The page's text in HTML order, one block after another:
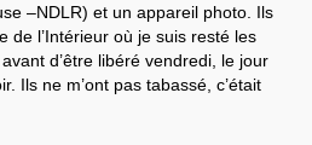
–NDLR) et un appareil photo. Ils
de l’Intérieur où je suis resté les
d’être libéré vendredi, le jour
Ils ne m’ont pas tabassé, c’était